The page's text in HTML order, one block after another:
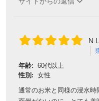
年齢: 60代以上
性別: 女性
通常のお米と同様の浸水時